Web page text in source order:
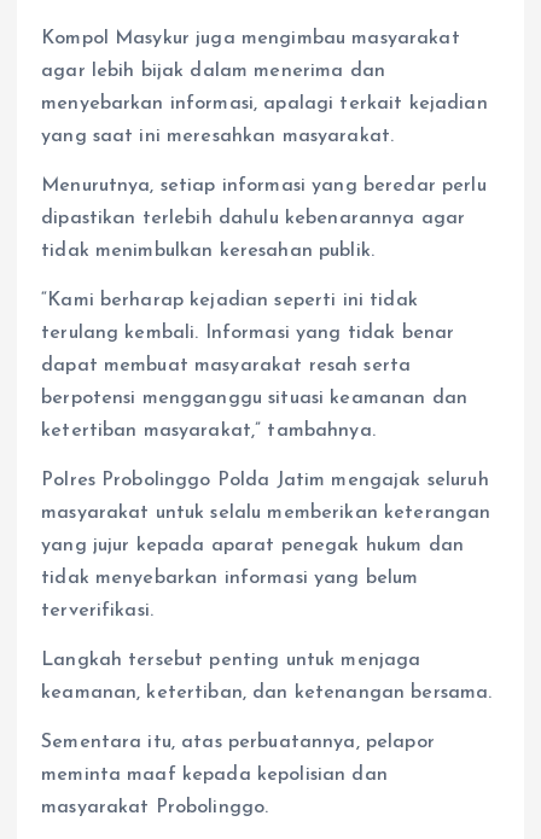
Kompol Masykur juga mengimbau masyarakat
agar lebih bijak dalam menerima dan
menyebarkan informasi, apalagi terkait kejadian
yang saat ini meresahkan masyarakat.
Menurutnya, setiap informasi yang beredar perlu
dipastikan terlebih dahulu kebenarannya agar
tidak menimbulkan keresahan publik.
“Kami berharap kejadian seperti ini tidak
terulang kembali. Informasi yang tidak benar
dapat membuat masyarakat resah serta
berpotensi mengganggu situasi keamanan dan
ketertiban masyarakat,” tambahnya.
Polres Probolinggo Polda Jatim mengajak seluruh
masyarakat untuk selalu memberikan keterangan
yang jujur kepada aparat penegak hukum dan
tidak menyebarkan informasi yang belum
terverifikasi.
Langkah tersebut penting untuk menjaga
keamanan, ketertiban, dan ketenangan bersama.
Sementara itu, atas perbuatannya, pelapor
meminta maaf kepada kepolisian dan
masyarakat Probolinggo.